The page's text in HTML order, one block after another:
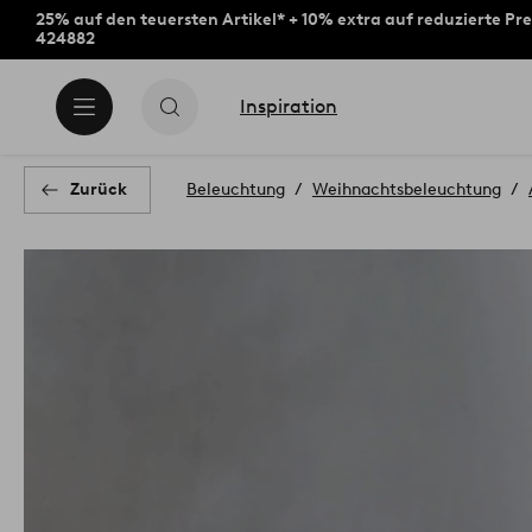
25% auf den teuersten Artikel* + 10% extra auf reduzierte
424882
Inspiration
Zurück Beleuchtung Weihnachtsbeleuchtung